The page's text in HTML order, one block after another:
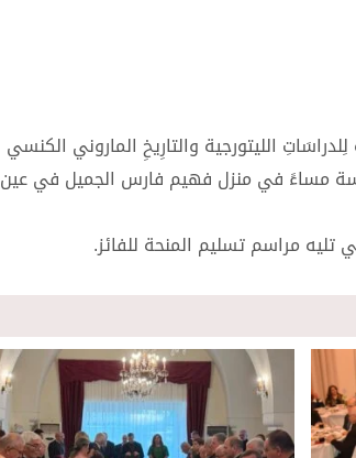
الليتورجية والتارِيخِ الماروني الكنسي
يوم الجمعة ٨ آب ٢٠٢٥، عند الساعة السادسة مساءً في منزل فهيم فارس الجميل في عين
مراسم تسليم المنحة للفائز.